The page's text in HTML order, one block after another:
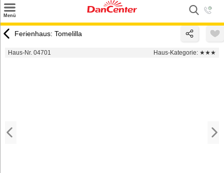
Menü
Urlaubsziele
Ferienhaus: Tomelilla
Haus-Nr. 04701 Haus-Kategorie: ★★★